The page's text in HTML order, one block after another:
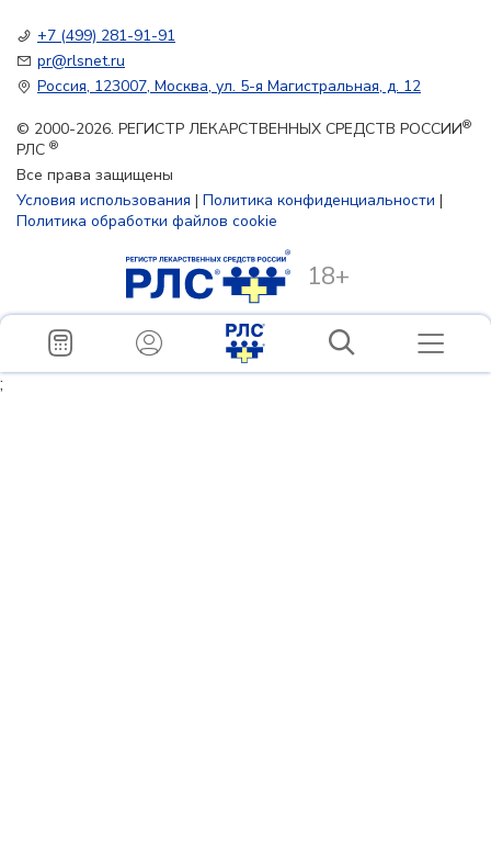
+7 (499) 281-91-91
pr@rlsnet.ru
Россия, 123007, Москва, ул. 5-я Магистральная, д. 12
© 2000-2026. РЕГИСТР ЛЕКАРСТВЕННЫХ СРЕДСТВ РОССИИ®
РЛС ®
Все права защищены
Условия использования | Политика конфиденциальности |
Политика обработки файлов cookie
18+
;